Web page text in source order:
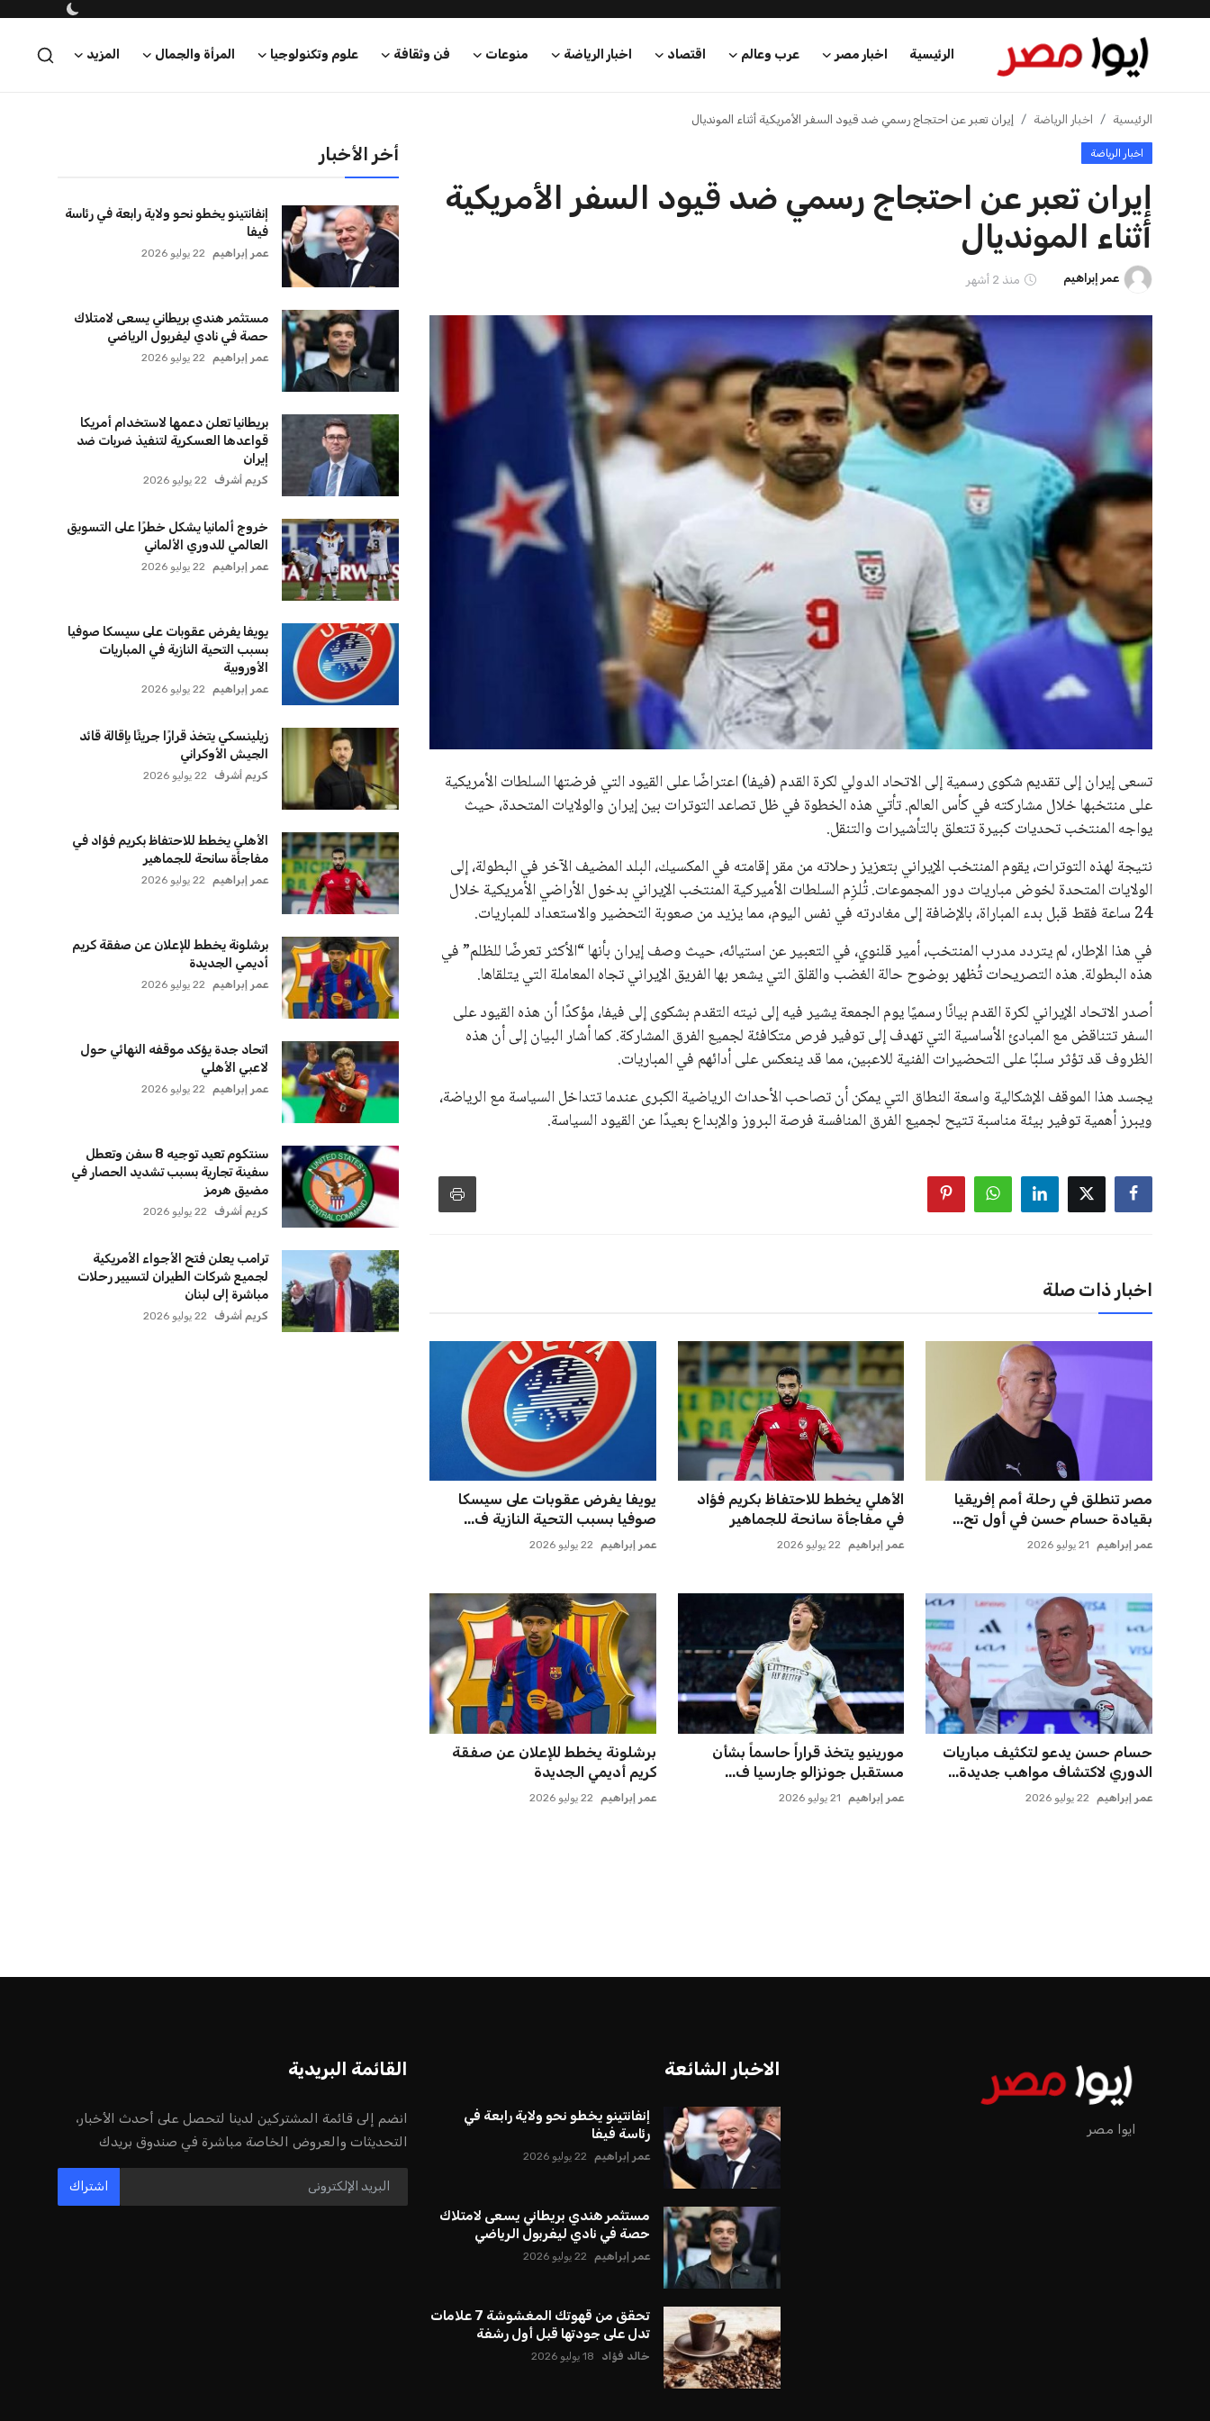
الرئيسية اخبار مصر عرب وعالم اقتصاد اخبار الرياضة منوعات فن وثقافة علوم وتكنولوجيا المرأة والجمال المزيد
الرئيسية
اخبار مصر
عرب وعالم
اخبار الرياضة
منوعات
فن وثقافة
علوم وتكنولوجيا
المرأة والجمال
محافظات
الرئيسية اخبار الرياضة إيران تعبر عن احتجاج رسمي ضد قيود السفر الأمريكية أثناء المونديال
اخبار الرياضة
إيران تعبر عن احتجاج رسمي ضد قيود السفر الأمريكية
أثناء المونديال
عمر إبراهيم منذ 2 أشهر
تسعى إيران إلى تقديم شكوى رسمية إلى الاتحاد الدولي لكرة القدم (فيفا) اعتراضًا على القيود التي فرضتها السلطات الأمريكية
على منتخبها خلال مشاركته في كأس العالم. تأتي هذه الخطوة في ظل تصاعد التوترات بين إيران والولايات المتحدة، حيث
يواجه المنتخب تحديات كبيرة تتعلق بالتأشيرات والتنقل.
نتيجة لهذه التوترات، يقوم المنتخب الإيراني بتعزيز رحلاته من مقر إقامته في المكسيك، البلد المضيف الآخر في البطولة، إلى
الولايات المتحدة لخوض مباريات دور المجموعات. تُلزِم السلطات الأميركية المنتخب الإيراني بدخول الأراضي الأمريكية خلال
24 ساعة فقط قبل بدء المباراة، بالإضافة إلى مغادرته في نفس اليوم، مما يزيد من صعوبة التحضير والاستعداد للمباريات.
في هذا الإطار، لم يتردد مدرب المنتخب، أمير قلنوي، في التعبير عن استيائه، حيث وصف إيران بأنها “الأكثر تعرضًا للظلم” في
هذه البطولة. هذه التصريحات تُظهر بوضوح حالة الغضب والقلق التي يشعر بها الفريق الإيراني تجاه المعاملة التي يتلقاها.
أصدر الاتحاد الإيراني لكرة القدم بيانًا رسميًا يوم الجمعة يشير فيه إلى نيته التقدم بشكوى إلى فيفا، مؤكدًا أن هذه القيود على
السفر تتناقض مع المبادئ الأساسية التي تهدف إلى توفير فرص متكافئة لجميع الفرق المشاركة. كما أشار البيان إلى أن هذه
الظروف قد تؤثر سلبًا على التحضيرات الفنية للاعبين، مما قد ينعكس على أدائهم في المباريات.
يجسد هذا الموقف الإشكالية واسعة النطاق التي يمكن أن تصاحب الأحداث الرياضية الكبرى عندما تتداخل السياسة مع الرياضة،
ويبرز أهمية توفير بيئة مناسبة تتيح لجميع الفرق المنافسة فرصة البروز والإبداع بعيدًا عن القيود السياسة.
اخبار ذات صلة
مصر تنطلق في رحلة أمم إفريقيا
بقيادة حسام حسن في أول تح...
عمر إبراهيم 21 يوليو 2026
الأهلي يخطط للاحتفاظ بكريم فؤاد
في مفاجأة سانحة للجماهير
عمر إبراهيم 22 يوليو 2026
يويفا يفرض عقوبات على سيسكا
صوفيا بسبب التحية النازية ف...
عمر إبراهيم 22 يوليو 2026
حسام حسن يدعو لتكثيف مباريات
الدوري لاكتشاف مواهب جديدة...
عمر إبراهيم 22 يوليو 2026
مورينيو يتخذ قراراً حاسماً بشأن
مستقبل جونزالو جارسيا ف...
عمر إبراهيم 21 يوليو 2026
برشلونة يخطط للإعلان عن صفقة
كريم أديمي الجديدة
عمر إبراهيم 22 يوليو 2026
أخر الأخبار
إنفانتينو يخطو نحو ولاية رابعة في رئاسة
فيفا
عمر إبراهيم 22 يوليو 2026
مستثمر هندي بريطاني يسعى لامتلاك
حصة في نادي ليفربول الرياضي
عمر إبراهيم 22 يوليو 2026
بريطانيا تعلن دعمها لاستخدام أمريكا
قواعدها العسكرية لتنفيذ ضربات ضد
إيران
كريم أشرف 22 يوليو 2026
خروج ألمانيا يشكل خطرًا على التسويق
العالمي للدوري الألماني
عمر إبراهيم 22 يوليو 2026
يويفا يفرض عقوبات على سيسكا صوفيا
بسبب التحية النازية في المباريات
الأوروبية
عمر إبراهيم 22 يوليو 2026
زيلينسكي يتخذ قرارًا جريئًا بإقالة قائد
الجيش الأوكراني
كريم أشرف 22 يوليو 2026
الأهلي يخطط للاحتفاظ بكريم فؤاد في
مفاجأة سانحة للجماهير
عمر إبراهيم 22 يوليو 2026
برشلونة يخطط للإعلان عن صفقة كريم
أديمي الجديدة
عمر إبراهيم 22 يوليو 2026
اتحاد جدة يؤكد موقفه النهائي حول
لاعبي الأهلي
عمر إبراهيم 22 يوليو 2026
سنتكوم تعيد توجيه 8 سفن وتعطل
سفينة تجارية بسبب تشديد الحصار في
مضيق هرمز
كريم أشرف 22 يوليو 2026
ترامب يعلن فتح الأجواء الأمريكية
لجميع شركات الطيران لتسيير رحلات
مباشرة إلى لبنان
كريم أشرف 22 يوليو 2026
ايوا مصر
الاخبار الشائعة
إنفانتينو يخطو نحو ولاية رابعة في
رئاسة فيفا
عمر إبراهيم 22 يوليو 2026
مستثمر هندي بريطاني يسعى لامتلاك
حصة في نادي ليفربول الرياضي
عمر إبراهيم 22 يوليو 2026
تحقق من قهوتك المغشوشة 7 علامات
تدل على جودتها قبل أول رشفة
خالد فؤاد 18 يوليو 2026
القائمة البريدية
انضم إلى قائمة المشتركين لدينا لتحصل على أحدث الأخبار،
التحديثات والعروض الخاصة مباشرة في صندوق بريدك
اشتراك